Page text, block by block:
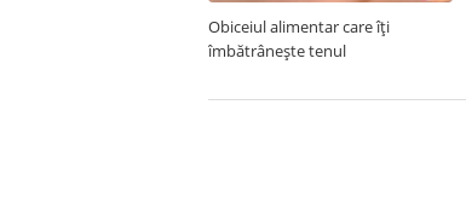
Obiceiul alimentar care îți
îmbătrânește tenul